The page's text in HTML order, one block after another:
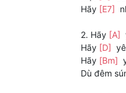
Hãy [E7]
2. Hãy [A]
Hãy [D]
Hãy [Bm]
Dù đêm